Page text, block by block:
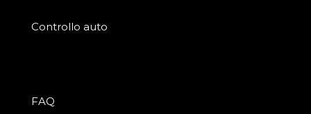
Controllo auto
FAQ